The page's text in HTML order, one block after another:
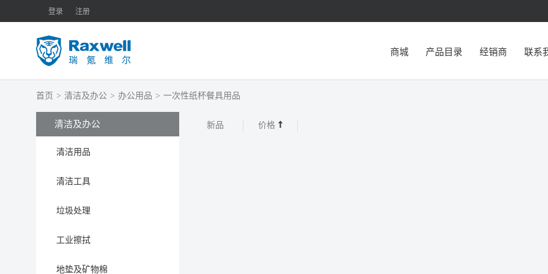
登录 注册
商城 产品目录 经销商 联系
首页 > 清洁及办公 > 办公用品 > 一次性纸杯餐具用品
清洁及办公
清洁用品
清洁工具
垃圾处理
工业擦拭
地垫及矿物棉
新品 价格